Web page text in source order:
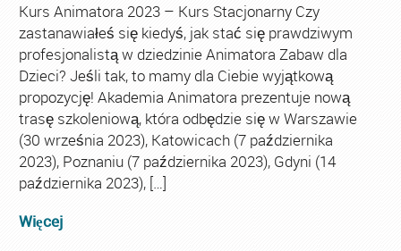
Kurs Animatora 2023 – Kurs Stacjonarny Czy
zastanawiałeś się kiedyś, jak stać się prawdziwym
profesjonalistą w dziedzinie Animatora Zabaw dla
Dzieci? Jeśli tak, to mamy dla Ciebie wyjątkową
propozycję! Akademia Animatora prezentuje nową
trasę szkoleniową, która odbędzie się w Warszawie
(30 września 2023), Katowicach (7 października
2023), Poznaniu (7 października 2023), Gdyni (14
października 2023), […]
Więcej